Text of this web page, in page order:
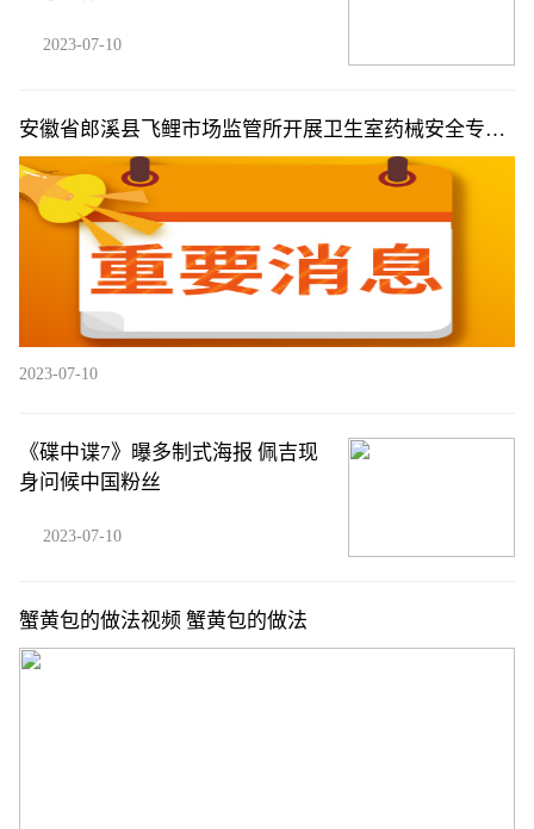
2023-07-10
安徽省郎溪县飞鲤市场监管所开展卫生室药械安全专项
检查
2023-07-10
《碟中谍7》曝多制式海报 佩吉现
身问候中国粉丝
2023-07-10
蟹黄包的做法视频 蟹黄包的做法